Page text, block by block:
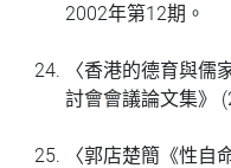
2002年第12期。
〈香港的德育與儒
討會會議論文集》
〈郭店楚簡《性自